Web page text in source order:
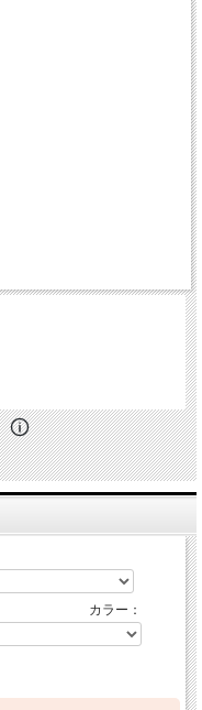
カラー：